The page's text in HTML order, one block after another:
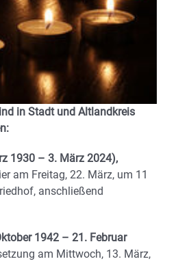
in Stadt und Altlandkreis
1930 – 3. März 2024),
am Freitag, 22. März, um 11
anschließend
1942 – 21. Februar
am Mittwoch, 13. März,